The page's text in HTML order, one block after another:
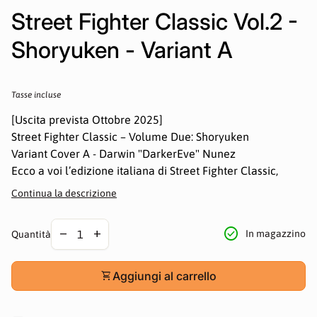
Street Fighter Classic Vol.2 -
Shoryuken - Variant A
Tasse incluse
[Uscita prevista Ottobre 2025]
Street Fighter Classic – Volume Due: Shoryuken
Variant Cover A - Darwin "DarkerEve" Nunez
Ecco a voi l’edizione italiana di Street Fighter Classic,
realizzato da Udon Entertainment su licenza CAPCOM.
cartonata saprà soddisfare la vostra curiosità sui
personaggi, tanto quanto la voglia di un vero fumetto di
originali Street Fighter #6-10, tantissime cover ed alcune
storie bonus, realizzate da artisti internazionali di
Continua la descrizione
Quantità
Diminuire la quantità per
remove
Aumentare la quantità per
add check_circle In magazzino
shopping_cartAggiungi al carrello